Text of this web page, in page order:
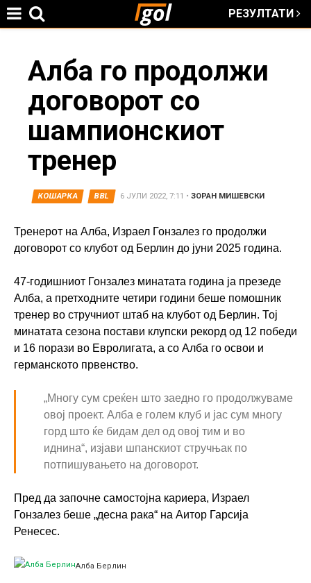
РЕЗУЛТАТИ
here
Алба го продолжи
договорот со
шампионскиот
тренер
КОШАРКА BBL 6 ЈУЛИ 2022, 7:11 •ЗОРАН МИШЕВСКИ
Тренерот на Алба, Израел Гонзалез го продолжи
договорот со клубот од Берлин до јуни 2025 година.
47-годишниот Гонзалез минатата година ја презеде
Алба, а претходните четири години беше помошник
тренер во стручниот штаб на клубот од Берлин. Тој
минатата сезона постави клупски рекорд од 12 победи
и 16 порази во Евролигата, а со Алба го освои и
германското првенство.
„Многу сум среќен што заедно го продолжуваме
овој проект. Алба е голем клуб и јас сум многу
горд што ќе бидам дел од овој тим и во
иднина“, изјави шпанскиот стручњак по
потпишувањето на договорот.
Пред да започне самостојна кариера, Израел
Гонзалез беше „десна рака“ на Аитор Гарсија
Ренесес.
Алба Берлин